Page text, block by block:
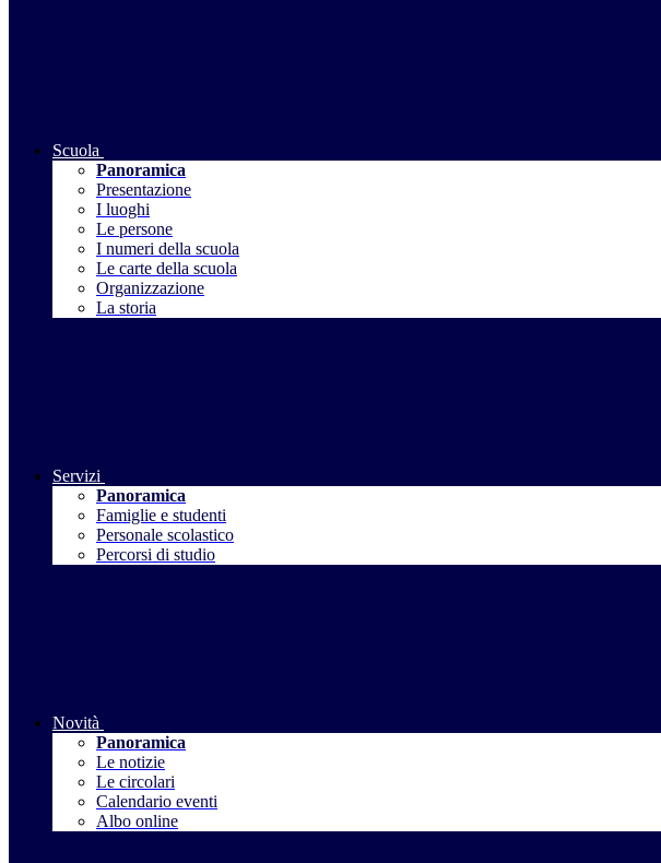
Scuola
Panoramica
Presentazione
I luoghi
Le persone
I numeri della scuola
Le carte della scuola
Organizzazione
La storia
Servizi
Panoramica
Famiglie e studenti
Personale scolastico
Percorsi di studio
Novità
Panoramica
Le notizie
Le circolari
Calendario eventi
Albo online